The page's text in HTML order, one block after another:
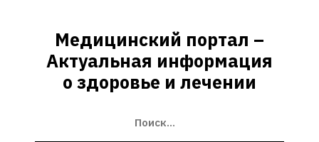
содержимомуМедицинский портал –
Актуальная информация
о здоровье и лечении